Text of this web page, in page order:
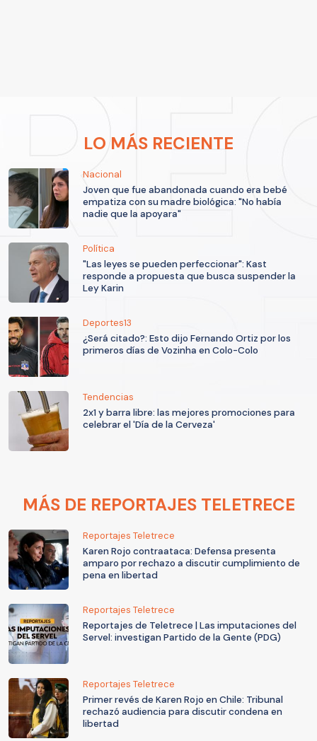
LO MÁS RECIENTE
Nacional
Joven que fue abandonada cuando era bebé
empatiza con su madre biológica: "No había
nadie que la apoyara"
Política
"Las leyes se pueden perfeccionar": Kast
responde a propuesta que busca suspender la
Ley Karin
Deportes13
¿Será citado?: Esto dijo Fernando Ortiz por los
primeros días de Vozinha en Colo-Colo
Tendencias
2x1 y barra libre: las mejores promociones para
celebrar el 'Día de la Cerveza'
MÁS DE REPORTAJES TELETRECE
Reportajes Teletrece
Karen Rojo contraataca: Defensa presenta
amparo por rechazo a discutir cumplimiento de
pena en libertad
Reportajes Teletrece
Reportajes de Teletrece | Las imputaciones del
Servel: investigan Partido de la Gente (PDG)
Reportajes Teletrece
Primer revés de Karen Rojo en Chile: Tribunal
rechazó audiencia para discutir condena en
libertad